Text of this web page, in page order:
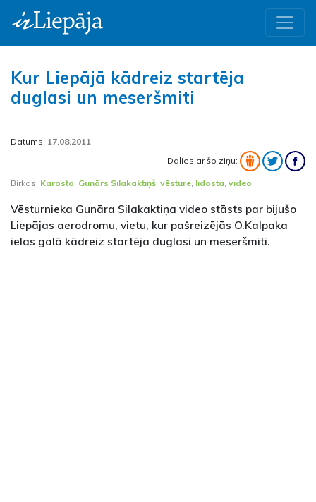
Kur Liepājā kādreiz startēja
duglasi un meseršmiti
Datums: 17.08.2011
Dalies ar šo ziņu:
Birkas: Karosta Gunārs Silakaktiņš vēsture lidosta video
Vēsturnieka Gunāra Silakaktiņa video stāsts par bijušo
Liepājas aerodromu, vietu, kur pašreizējās O.Kalpaka
ielas galā kādreiz startēja duglasi un meseršmiti.